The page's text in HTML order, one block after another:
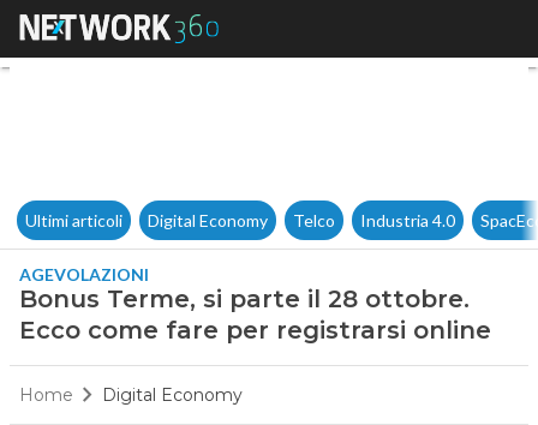
Bonus Terme, si parte il 28
Ultimi articoli Digital Economy Telco Industria 4.0
AGEVOLAZIONI
Bonus Terme, si parte il 28 ottobre.
Ecco come fare per registrarsi online
Home Digital Economy